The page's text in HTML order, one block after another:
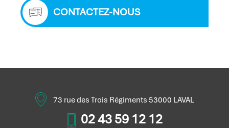
CONTACTEZ-NOUS
73 rue des Trois Régiments 53000 LAVAL
02 43 59 12 12